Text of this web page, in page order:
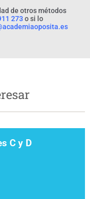
de otros métodos
273o si lo
C y D